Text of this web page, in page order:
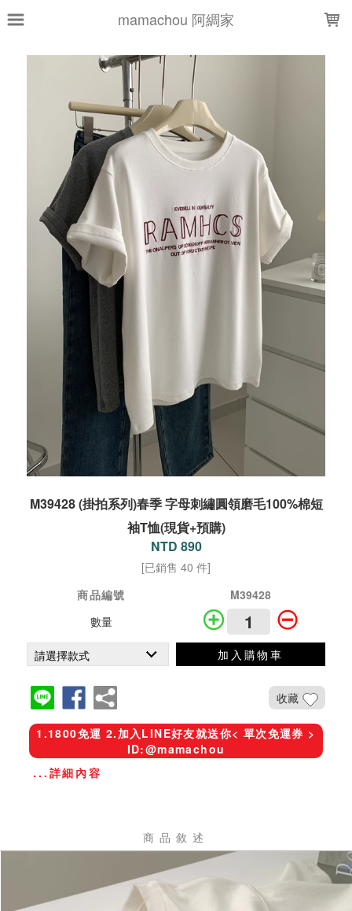
mamachou 阿綢家
M39428 (掛拍系列)春季 字母刺繡圓領磨毛100%棉短
袖T恤(現貨+預購)
NTD 890
[已銷售 40 件]
商品編號
M39428
數量
加入購物車
收藏
1.1800免運 2.加入LINE好友就送你< 單次免運券 >
ID:@mamachou
...詳細內容
商品敘述